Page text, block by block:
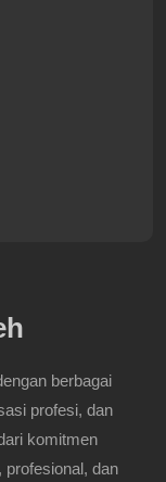
berbagai
profesi, dan
komitmen
dan